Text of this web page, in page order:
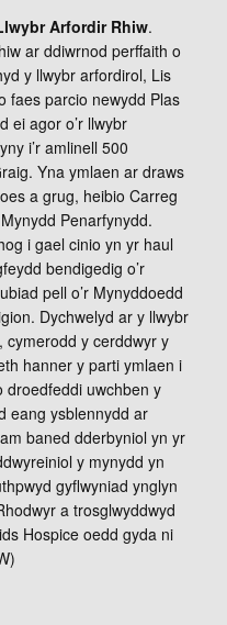
Arfordir Rhiw.
ar ddiwrnod perffaith o
y llwybr arfordirol, Lis
faes parcio newydd Plas
ei agor o’r llwybr
i’r amlinell 500
Yna ymlaen ar draws
a grug, heibio Carreg
Penarfynydd.
i gael cinio yn yr haul
bendigedig o’r
pell o’r Mynyddoedd
Dychwelyd ar y llwybr
cymerodd y cerddwyr y
hanner y parti ymlaen i
droedfeddi uwchben y
eang ysblennydd ar
baned dderbyniol yn yr
y mynydd yn
gyflwyniad ynglyn
a trosglwyddwyd
Hospice oedd gyda ni